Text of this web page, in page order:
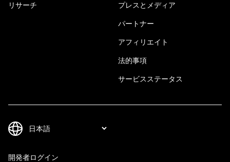
リサーチ プレスとメディア
パートナー
アフィリエイト
法的事項
サービスステータス
開発者ログイン